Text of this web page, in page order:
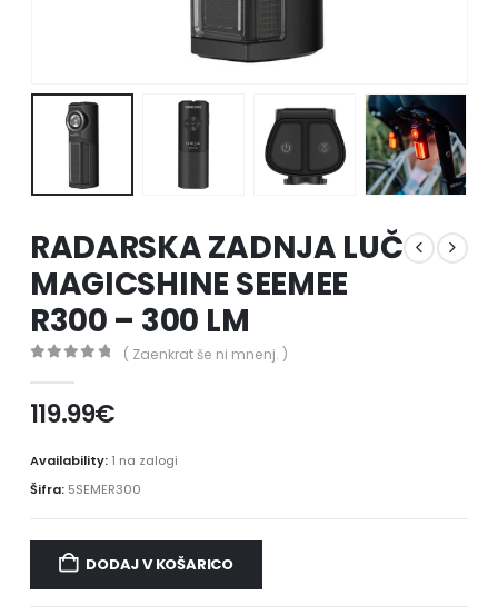
RADARSKA ZADNJA LUČ
MAGICSHINE SEEMEE
R300 – 300 LM
( Zaenkrat še ni mnenj. )
119.99€
Availability: 1 na zalogi
Šifra: 5SEMER300
DODAJ V KOŠARICO